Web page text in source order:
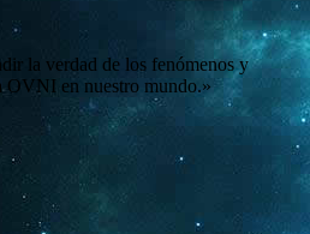
la verdad de los fenómenos y
OVNI en nuestro mundo.»